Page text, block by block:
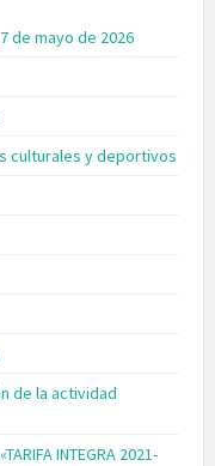
de mayo de 2026
culturales y deportivos
de la actividad
INTEGRA 2021-